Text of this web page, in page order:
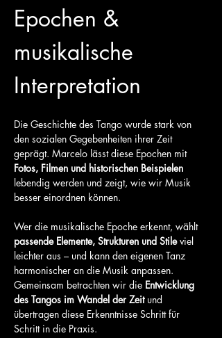
Epochen &
musikalische
Interpretation
Die Geschichte des Tango wurde stark von
den sozialen Gegebenheiten ihrer Zeit
geprägt. Marcelo lässt diese Epochen mit
Fotos, Filmen und historischen Beispielen
lebendig werden und zeigt, wie wir Musik
besser einordnen können.
Wer die musikalische Epoche erkennt, wählt
passende Elemente, Strukturen und Stile viel
leichter aus – und kann den eigenen Tanz
harmonischer an die Musik anpassen.
Gemeinsam betrachten wir die Entwicklung
des Tangos im Wandel der Zeit und
übertragen diese Erkenntnisse Schritt für
Schritt in die Praxis.